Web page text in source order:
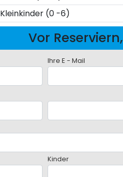
Kleinkinder (0 -6)
Vor
Ihre E - Mail
Kinder